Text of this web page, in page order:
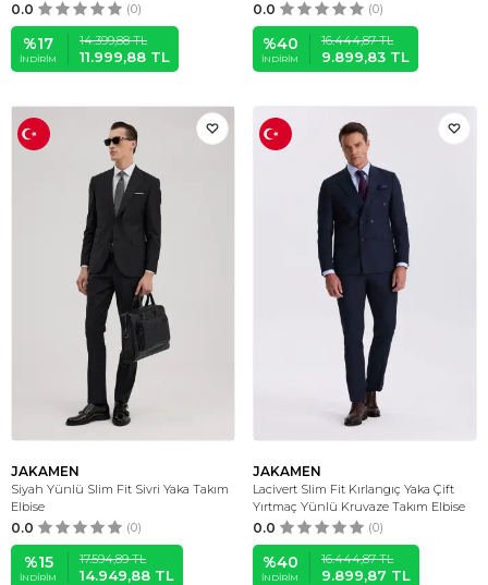
0.0 (0)
%17
İNDIRIM
14.399,88TL
11.999,88 TL
0.0 (0)
%40
İNDIRIM
16.444,87TL
9.899,83 TL
JAKAMEN
Siyah Yünlü Slim Fit Sivri Yaka Takım
Elbise
0.0 (0)
%15
İNDIRIM
17.594,89TL
14.949,88 TL
JAKAMEN
Lacivert Slim Fit Kırlangıç Yaka Çift
Yırtmaç Yünlü Kruvaze Takım Elbise
0.0 (0)
%40
İNDIRIM
16.444,87TL
9.899,87 TL